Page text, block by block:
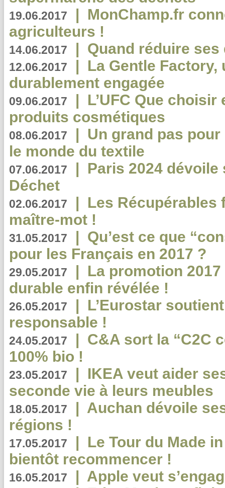
19.06.2017 | MonChamp.fr
agriculteurs !
14.06.2017 | Quand réduire
12.06.2017 | La Gentle
durablement engagée
09.06.2017 | L’UFC Que
produits cosmétiques
08.06.2017 | Un grand pas
le monde du textile
07.06.2017 | Paris 2024
Déchet
02.06.2017 | Les Récupérables
maître-mot !
31.05.2017 | Qu’est ce que
pour les Français en 2017 ?
29.05.2017 | La promotion
durable enfin révélée !
26.05.2017 | L’Eurostar
responsable !
24.05.2017 | C&A sort la “C2C
100% bio !
23.05.2017 | IKEA veut aider
seconde vie à leurs meubles
18.05.2017 | Auchan dévoile
régions !
17.05.2017 | Le Tour du Made
bientôt recommencer !
16.05.2017 | Apple veut